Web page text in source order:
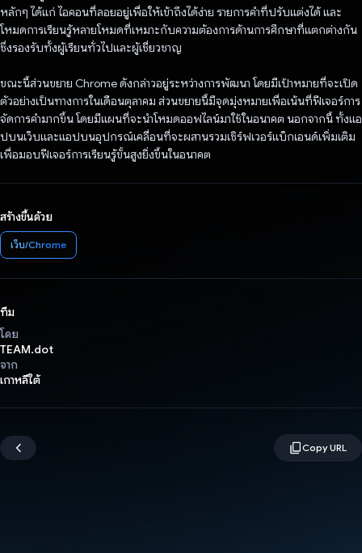
หลักๆ ได้แก่ ไอคอนที่ลอยอยู่เพื่อให้เข้าถึงได้ง่าย รายการคำที่ปรับแต่งได้ และ
โหมดการเรียนรู้หลายโหมดที่เหมาะกับความต้องการด้านการศึกษาที่แตกต่างกัน
ซึ่งรองรับทั้งผู้เรียนทั่วไปและผู้เชี่ยวชาญ
ขณะนี้ส่วนขยาย Chrome ดังกล่าวอยู่ระหว่างการพัฒนา โดยมีเป้าหมายที่จะเปิด
ตัวอย่างเป็นทางการในเดือนตุลาคม ส่วนขยายนี้มีจุดมุ่งหมายเพื่อเน้นที่ฟีเจอร์การ
จัดการคำมากขึ้น โดยมีแผนที่จะนำโหมดออฟไลน์มาใช้ในอนาคต นอกจากนี้ ทั้งแอ
ปบนเว็บและแอปบนอุปกรณ์เคลื่อนที่จะผสานรวมเซิร์ฟเวอร์แบ็กเอนด์เพิ่มเติม
เพื่อมอบฟีเจอร์การเรียนรู้ขั้นสูงยิ่งขึ้นในอนาคต
สร้างขึ้นด้วย
เว็บ/Chrome
ทีม
โดย
TEAM.dot
จาก
เกาหลีใต้